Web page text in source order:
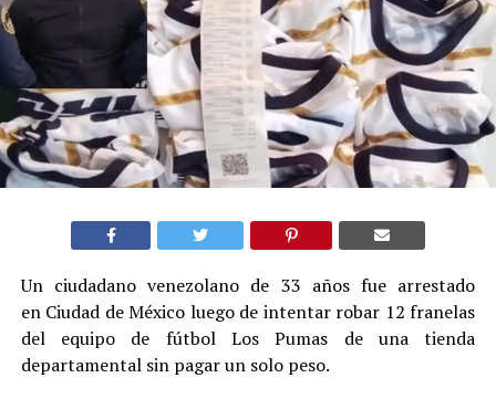
Un ciudadano venezolano de 33 años fue arrestado
en Ciudad de México luego de intentar robar 12 franelas
del equipo de fútbol Los Pumas de una tienda
departamental sin pagar un solo peso.